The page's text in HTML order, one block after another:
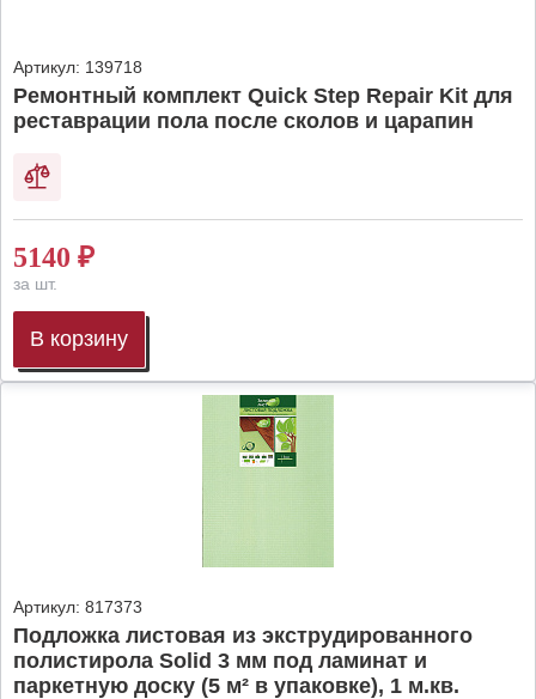
Артикул: 139718
Ремонтный комплект Quick Step Repair Kit для
реставрации пола после сколов и царапин
5140 ₽
за шт.
В корзину
Артикул: 817373
Подложка листовая из экструдированного
полистирола Solid 3 мм под ламинат и
паркетную доску (5 м² в упаковке), 1 м.кв.